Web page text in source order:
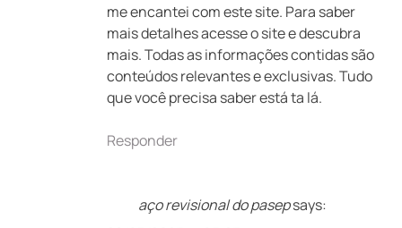
me encantei com este site. Para saber
mais detalhes acesse o site e descubra
mais. Todas as informações contidas são
conteúdos relevantes e exclusivas. Tudo
que você precisa saber está ta lá.
Responder
aço revisional do pasepsays: